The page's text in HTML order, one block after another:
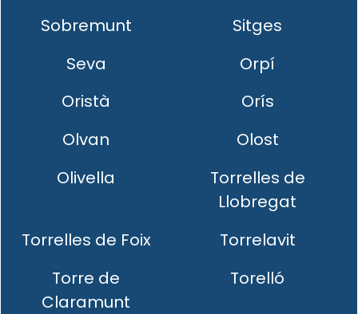
Sobremunt
Sitges
Seva
Orpí
Oristà
Orís
Olvan
Olost
Olivella
Torrelles de
Llobregat
Torrelles de Foix
Torrelavit
Torre de
Claramunt
Torelló